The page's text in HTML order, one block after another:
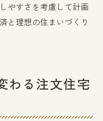
やすさを考慮して計画
と理想の住まいづくり
わる注文住宅